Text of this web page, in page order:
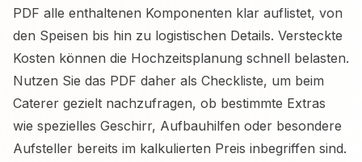
PDF alle enthaltenen Komponenten klar auflistet, von
den Speisen bis hin zu logistischen Details. Versteckte
Kosten können die Hochzeitsplanung schnell belasten.
Nutzen Sie das PDF daher als Checkliste, um beim
Caterer gezielt nachzufragen, ob bestimmte Extras
wie spezielles Geschirr, Aufbauhilfen oder besondere
Aufsteller bereits im kalkulierten Preis inbegriffen sind.